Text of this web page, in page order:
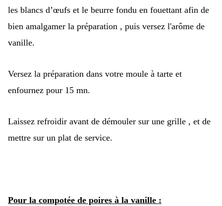
les blancs d’œufs et le beurre fondu en fouettant afin de
bien amalgamer la préparation , puis versez l'arôme de
vanille.
Versez la préparation dans votre moule à tarte et
enfournez pour 15 mn.
Laissez refroidir avant de démouler sur une grille , et de
mettre sur un plat de service.
Pour la compotée de poires à la vanille :